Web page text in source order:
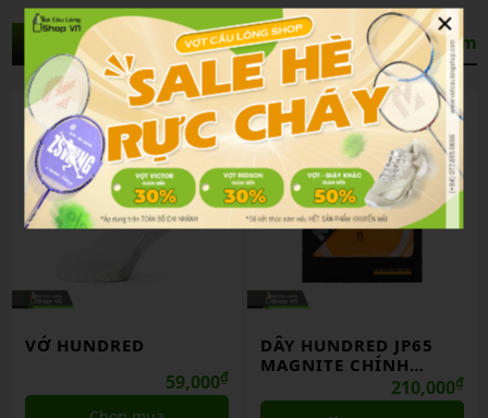
Sản Phẩm Liên Quan Xem thêm
VỚ HUNDRED
59,000₫
DÂY HUNDRED JP65
MAGNITE CHÍNH
210,000₫
×